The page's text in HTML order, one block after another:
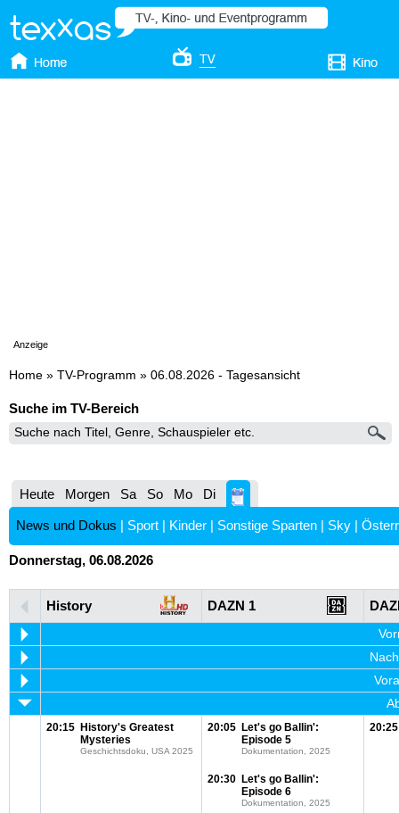
Anzeige
Home » TV-Programm » 06.08.2026 - Tagesansicht
Suche im TV-Bereich
Heute Morgen Sa So Mo Di
News und Dokus | Sport | Kinder | Sonstige Sparten | Sky |
Donnerstag, 06.08.2026
History DAZN 1
20:15 History's Greatest
Mysteries
Geschichtsdoku, USA 2025
20:05 Let's go Ballin':
Episode 5
Dokumentation, 2025
20:30 Let's go Ballin':
Episode 6
Dokumentation, 2025
20:25